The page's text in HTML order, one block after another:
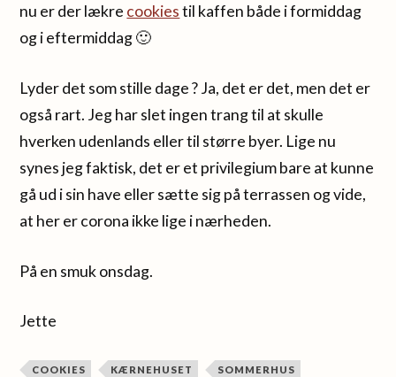
nu er der lækre cookiestil kaffen både i formiddag
og i eftermiddag 🙂
Lyder det som stille dage ? Ja, det er det, men det er
også rart. Jeg har slet ingen trang til at skulle
hverken udenlands eller til større byer. Lige nu
synes jeg faktisk, det er et privilegium bare at kunne
gå ud i sin have eller sætte sig på terrassen og vide,
at her er corona ikke lige i nærheden.
På en smuk onsdag.
Jette
COOKIES KÆRNEHUSET SOMMERHUS